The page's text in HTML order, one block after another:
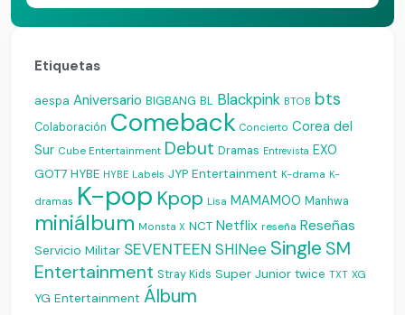
Etiquetas
aespa Aniversario BIGBANG BL Blackpink BTOB bts
Colaboración Comeback Concierto Corea del
Sur Cube Entertainment Debut Dramas Entrevista EXO
GOT7 HYBE HYBE Labels JYP Entertainment K-drama K-
dramas K-pop Kpop Lisa MAMAMOO Manhwa
miniálbum Monsta X NCT Netflix reseña Reseñas
Servicio Militar SEVENTEEN SHINee Single SM
Entertainment Stray Kids Super Junior twice TXT XG
YG Entertainment Álbum